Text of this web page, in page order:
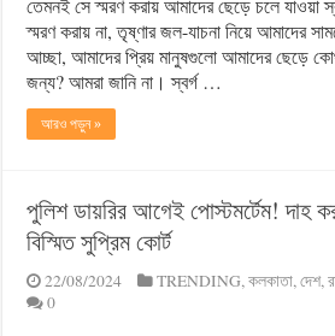
তেমনই সে স্মরণ করায় আমাদের ছেড়ে চলে যাওয়া
স্মরণ করায় না, তৃষ্ণার জল-যাচনা নিয়ে আমাদের
আচ্ছা, আমাদের প্রিয় মানুষগুলো আমাদের ছেড়ে
জন্য? আমরা জানি না। স্বর্গ …
আরও পড়ুন »
পুলিশ ডায়রির আগেই পোস্টমর্টেম!
বিস্মিত সুপ্রিম কোর্ট
22/08/2024 TRENDING,কলকাতা,দেশ,
0